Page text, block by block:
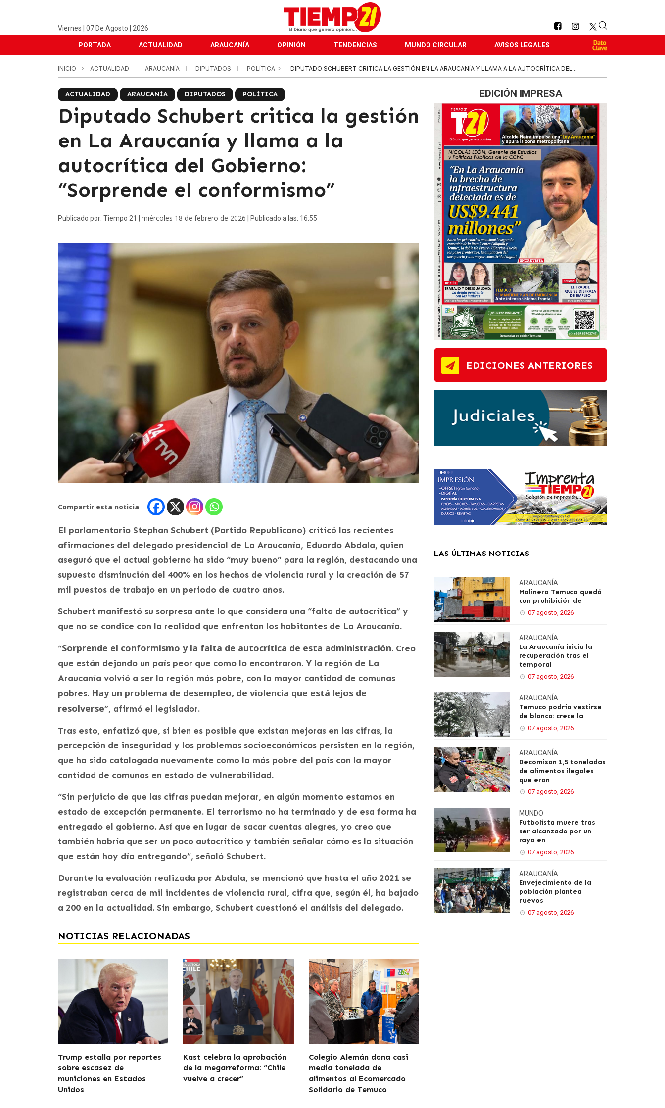
Viernes | 07 De Agosto | 2026
PORTADA ACTUALIDAD ARAUCANÍA OPINIÓN TENDENCIAS MUNDO CIRCULAR AVISOS LEGALES
INICIO ACTUALIDAD ARAUCANÍA DIPUTADOS POLÍTICA DIPUTADO SCHUBERT CRITICA LA GESTIÓN EN LA ARAUCANÍA Y LLAMA A LA AUTOCRÍTICA DEL...
ACTUALIDAD ARAUCANÍA DIPUTADOS POLÍTICA
Diputado Schubert critica la gestión
en La Araucanía y llama a la
autocrítica del Gobierno:
“Sorprende el conformismo”
Publicado por: Tiempo 21 | miércoles 18 de febrero de 2026 | Publicado a las: 16:55
Compartir esta noticia
El parlamentario Stephan Schubert (Partido Republicano) criticó las recientes
afirmaciones del delegado presidencial de La Araucanía, Eduardo Abdala, quien
aseguró que el actual gobierno ha sido “muy bueno” para la región, destacando una
supuesta disminución del 400% en los hechos de violencia rural y la creación de 57
mil puestos de trabajo en un periodo de cuatro años.
Schubert manifestó su sorpresa ante lo que considera una “falta de autocrítica” y
que no se condice con la realidad que enfrentan los habitantes de La Araucanía.
“Sorprende el conformismo y la falta de autocrítica de esta administración. Creo
que están dejando un país peor que como lo encontraron. Y la región de La
Araucanía volvió a ser la región más pobre, con la mayor cantidad de comunas
pobres. Hay un problema de desempleo, de violencia que está lejos de
resolverse”, afirmó el legislador.
Tras esto, enfatizó que, si bien es posible que existan mejoras en las cifras, la
percepción de inseguridad y los problemas socioeconómicos persisten en la región,
que ha sido catalogada nuevamente como la más pobre del país con la mayor
cantidad de comunas en estado de vulnerabilidad.
“Sin perjuicio de que las cifras puedan mejorar, en algún momento estamos en
estado de excepción permanente. El terrorismo no ha terminado y de esa forma ha
entregado el gobierno. Así que en lugar de sacar cuentas alegres, yo creo que
también habría que ser un poco autocrítico y también señalar cómo es la situación
que están hoy día entregando”, señaló Schubert.
Durante la evaluación realizada por Abdala, se mencionó que hasta el año 2021 se
registraban cerca de mil incidentes de violencia rural, cifra que, según él, ha bajado
a 200 en la actualidad. Sin embargo, Schubert cuestionó el análisis del delegado.
NOTICIAS RELACIONADAS
Trump estalla por reportes
sobre escasez de
municiones en Estados
Unidos
Kast celebra la aprobación
de la megarreforma: “Chile
vuelve a crecer”
Colegio Alemán dona casi
media tonelada de
alimentos al Ecomercado
Solidario de Temuco
EDICIÓN IMPRESA
EDICIONES ANTERIORES
LAS ÚLTIMAS NOTICIAS
ARAUCANÍA
Molinera Temuco quedó
con prohibición de
07 agosto, 2026
ARAUCANÍA
La Araucanía inicia la
recuperación tras el
temporal
07 agosto, 2026
ARAUCANÍA
Temuco podría vestirse
de blanco: crece la
07 agosto, 2026
ARAUCANÍA
Decomisan 1,5 toneladas
de alimentos ilegales
que eran
07 agosto, 2026
MUNDO
Futbolista muere tras
ser alcanzado por un
rayo en
07 agosto, 2026
ARAUCANÍA
Envejecimiento de la
población plantea
nuevos
07 agosto, 2026